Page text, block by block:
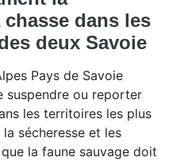
dans les
deux Savoie
Pays de Savoie
suspendre ou reporter
les territoires les plus
sécheresse et les
la faune sauvage doit